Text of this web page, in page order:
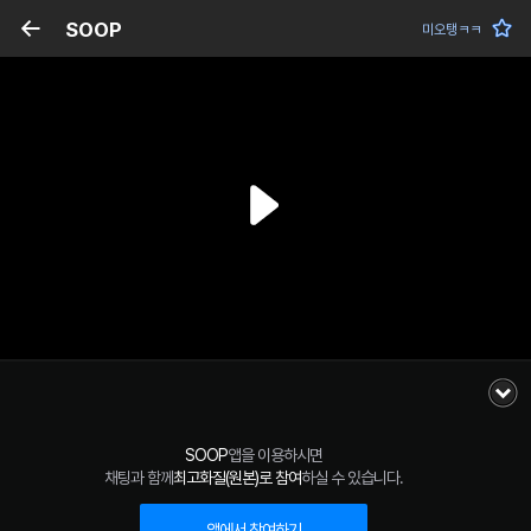
SOOP 미오탱ㅋㅋ
SOOP앱을 이용하시면
채팅과 함께최고화질(원본)로 참여하실 수 있습니다.